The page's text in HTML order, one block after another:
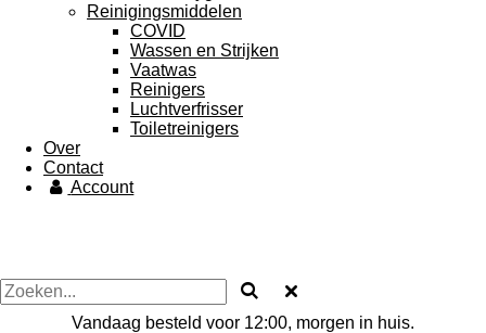
Reinigingsmiddelen
COVID
Wassen en Strijken
Vaatwas
Reinigers
Luchtverfrisser
Toiletreinigers
Over
Contact
Account
Vandaag besteld voor 12:00, morgen in huis.